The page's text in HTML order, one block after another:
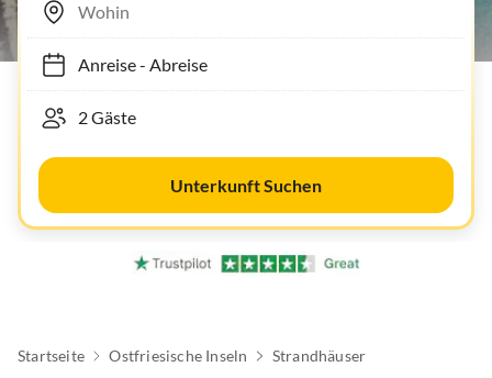
Anreise- Abreise
Unterkunft Suchen
Startseite Ostfriesische Inseln Strandhäuser